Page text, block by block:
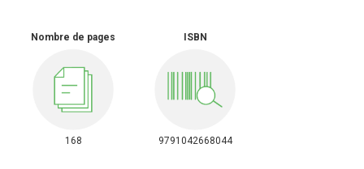
Nombre de pages
168
ISBN
9791042668044